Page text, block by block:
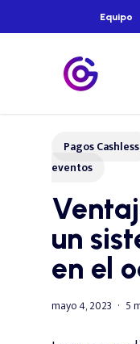
to Equipo
Pagos Cashless
eventos
un
en el
mayo 4, 2023 5